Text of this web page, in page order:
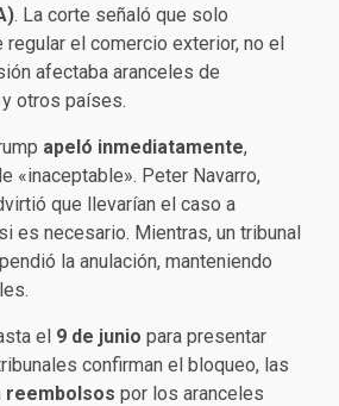
. La corte señaló que solo
regular el comercio exterior, no el
afectaba aranceles de
y otros países.
apeló inmediatamente,
«inaceptable». Peter Navarro,
que llevarían el caso a
si es necesario. Mientras, un tribunal
la anulación, manteniendo
el 9 de junio para presentar
confirman el bloqueo, las
reembolsos por los aranceles